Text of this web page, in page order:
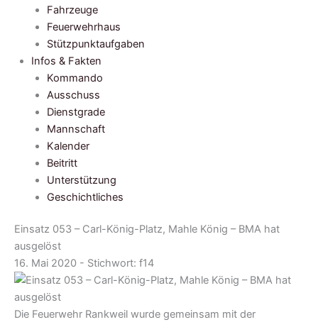
Fahrzeuge
Feuerwehrhaus
Stützpunktaufgaben
Infos & Fakten
Kommando
Ausschuss
Dienstgrade
Mannschaft
Kalender
Beitritt
Unterstützung
Geschichtliches
Einsatz 053 – Carl-König-Platz, Mahle König – BMA hat
ausgelöst
16. Mai 2020 - Stichwort: f14
Die Feuerwehr Rankweil wurde gemeinsam mit der